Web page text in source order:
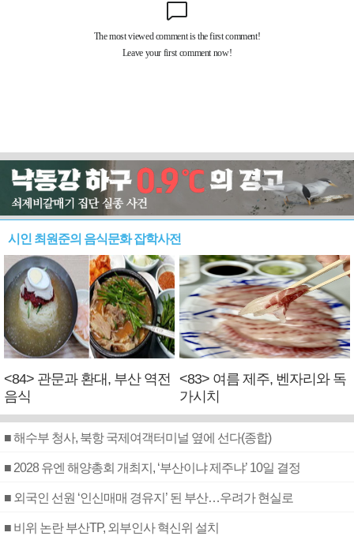
시인 최원준의 음식문화 잡학사전
<84> 관문과 환대, 부산 역전
음식
<83> 여름 제주, 벤자리와 독
가시치
■ 해수부 청사, 북항 국제여객터미널 옆에 선다(종합)
■ 2028 유엔 해양총회 개최지, ‘부산이냐 제주냐’ 10일 결정
■ 외국인 선원 ‘인신매매 경유지’ 된 부산…우려가 현실로
■ 비위 논란 부산TP, 외부인사 혁신위 설치